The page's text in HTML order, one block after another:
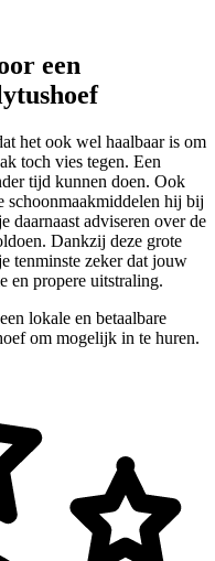
een
het ook wel haalbaar is om
toch vies tegen. Een
tijd kunnen doen. Ook
schoonmaakmiddelen hij bij
daarnaast adviseren over de
Dankzij deze grote
tenminste zeker dat jouw
en propere uitstraling.
lokale en betaalbare
om mogelijk in te huren.